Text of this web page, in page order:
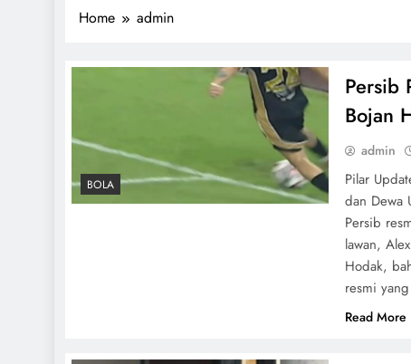
Home admin
BOLA
Persib
Bojan
admin
Pilar
dan Dewa
Persib
lawan,
Hodak,
resmi
Read More